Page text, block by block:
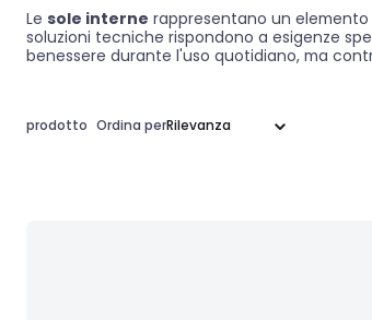
Le sole interne rappresentano un
soluzioni tecniche rispondono a esigenze
benessere durante l'uso quotidiano, ma
prodotto Ordina per